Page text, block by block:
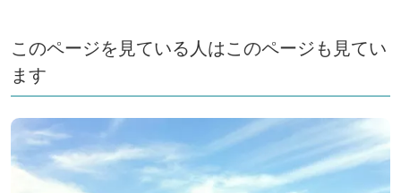
このページを見ている人はこのページも見てい
ます